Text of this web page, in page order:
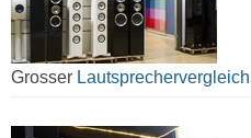
Grosser Lautsprechervergleich